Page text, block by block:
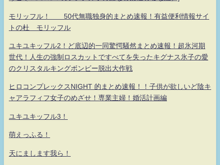
モリッフル！ 50代無職独身的まとめ速報！有益便利情報サイ
トの杜 モリッフル
ユキユキッフル2！ど底辺的一同驚愕騒然まとめ速報！超氷河期
世代！人生の強制ロスカットですべてを失ったキグナス氷子の愛
のクリスタルキングボンビー脱出大作戦
ヒロコンプレックスNIGHT 的まとめ速報！！子供が欲しいど陰キ
ャアラフィフ女子のめざせ！専業主婦！婚活計画編
ユキユキッフル3！
萌えっふる！
天にまします我ら！